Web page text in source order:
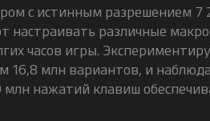
с истинным разрешением 7
различные
часов игры.
млн вариантов, и
млн нажатий клавиш